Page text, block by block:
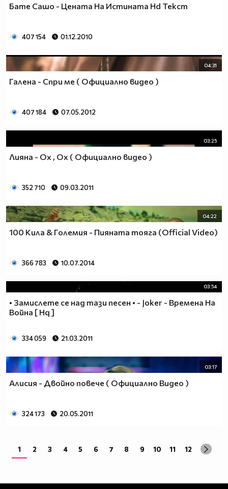
Бате Сашо - Цената На Истината Hd Текст
407 154 01.12.2010
04:31
Галена - Спри ме ( Официално видео )
407 184 07.05.2012
03:25
Лияна - Ох , Ох ( Официално видео )
352 710 09.03.2011
04:22
100 Кила & Големия - Пияната тояга (Official Video)
366 783 10.07.2014
03:54
• Замислете се над тази песен • - Joker - Времена На
Война [ Hq ]
334 059 21.03.2011
03:17
Алисия - Двойно повече ( Официално Видео )
324 173 20.05.2011
1 2 3 4 5 6 7 8 9 10 11 12